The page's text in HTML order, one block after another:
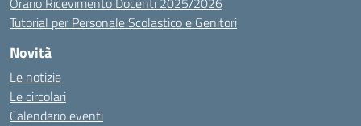
Tutorial per Personale Scolastico e Genitori
Novità
Le notizie
Le circolari
Calendario eventi